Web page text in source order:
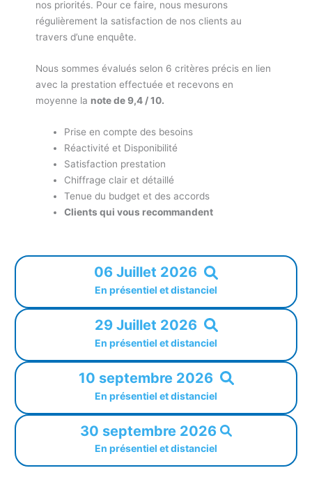
nos priorités. Pour ce faire, nous mesurons
régulièrement la satisfaction de nos clients au
travers d’une enquête.
Nous sommes évalués selon 6 critères précis en lien
avec la prestation effectuée et recevons en
moyenne la note de 9,4 / 10.
Prise en compte des besoins
Réactivité et Disponibilité
Satisfaction prestation
Chiffrage clair et détaillé
Tenue du budget et des accords
Clients qui vous recommandent
06 Juillet 2026
En présentiel et distanciel
29 Juillet 2026
En présentiel et distanciel
10 septembre 2026
En présentiel et distanciel
30 septembre 2026
En présentiel et distanciel